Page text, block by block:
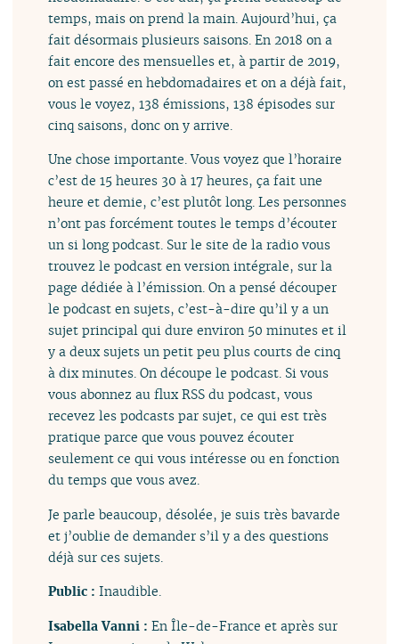
temps, mais on prend la main. Aujourd’hui, ça
fait désormais plusieurs saisons. En 2018 on a
fait encore des mensuelles et, à partir de 2019,
on est passé en hebdomadaires et on a déjà fait,
vous le voyez, 138 émissions, 138 épisodes sur
cinq saisons, donc on y arrive.
Une chose importante. Vous voyez que l’horaire
c’est de 15 heures 30 à 17 heures, ça fait une
heure et demie, c’est plutôt long. Les personnes
n’ont pas forcément toutes le temps d’écouter
un si long podcast. Sur le site de la radio vous
trouvez le podcast en version intégrale, sur la
page dédiée à l’émission. On a pensé découper
le podcast en sujets, c’est-à-dire qu’il y a un
sujet principal qui dure environ 50 minutes et il
y a deux sujets un petit peu plus courts de cinq
à dix minutes. On découpe le podcast. Si vous
vous abonnez au flux RSS du podcast, vous
recevez les podcasts par sujet, ce qui est très
pratique parce que vous pouvez écouter
seulement ce qui vous intéresse ou en fonction
du temps que vous avez.
Je parle beaucoup, désolée, je suis très bavarde
et j’oublie de demander s’il y a des questions
déjà sur ces sujets.
Public :Inaudible.
Isabella Vanni :En Île-de-France et après sur